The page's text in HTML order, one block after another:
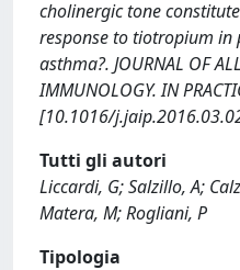
cholinergic tone
response to tiotropium
asthma?. JOURNAL OF
IMMUNOLOGY. IN
[10.1016/
Tutti gli autori
Liccardi, G; Salzillo, A;
Matera, M; Rogliani, P
Tipologia